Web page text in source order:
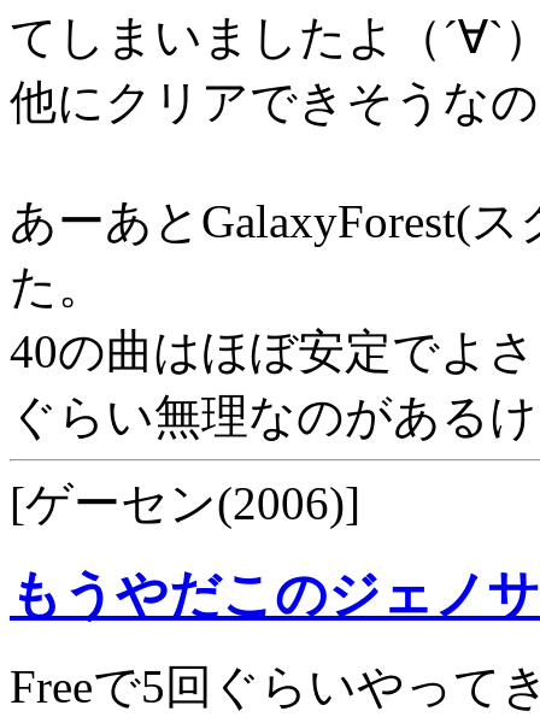
てしまいましたよ（´∀`
他にクリアできそうな
あーあとGalaxyForest(
た。
40の曲はほぼ安定でよ
ぐらい無理なのがある
[ゲーセン(2006)]
もうやだこのジェノ
Freeで5回ぐらいやって